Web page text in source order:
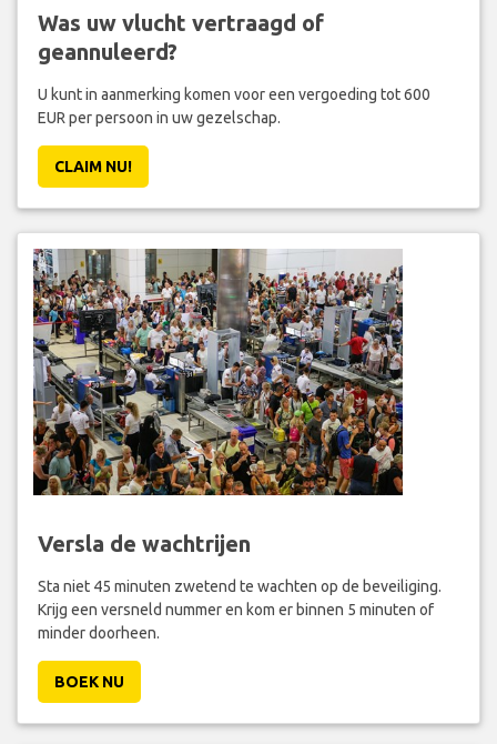
Was uw vlucht vertraagd of
geannuleerd?
U kunt in aanmerking komen voor een vergoeding tot 600
EUR per persoon in uw gezelschap.
CLAIM NU!
Versla de wachtrijen
Sta niet 45 minuten zwetend te wachten op de beveiliging.
Krijg een versneld nummer en kom er binnen 5 minuten of
minder doorheen.
BOEK NU